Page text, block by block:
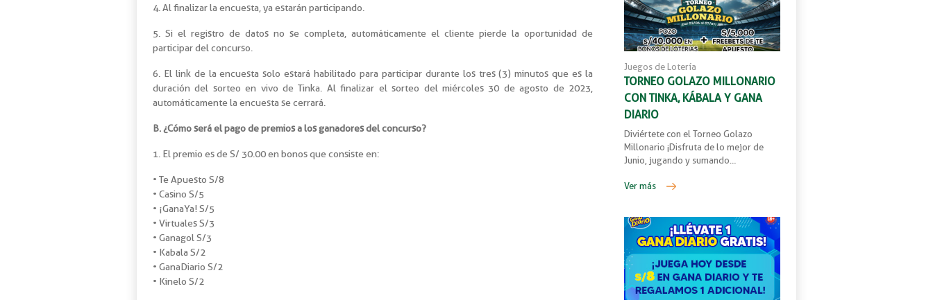
4. Al finalizar la encuesta, ya estarán participando.
5. Si el registro de datos no se completa, automáticamente el cliente pierde la oportunidad de
participar del concurso.
6. El link de la encuesta solo estará habilitado para participar durante los tres (3) minutos que es la
duración del sorteo en vivo de Tinka. Al finalizar el sorteo del miércoles 30 de agosto de 2023,
automáticamente la encuesta se cerrará.
B. ¿Cómo será el pago de premios a los ganadores del concurso?
1. El premio es de S/ 30.00 en bonos que consiste en:
• Te Apuesto S/8
• Casino S/5
• ¡GanaYa! S/5
• Virtuales S/3
• Ganagol S/3
• Kabala S/2
• GanaDiario S/2
• Kinelo S/2
Juegos de Lotería
TORNEO GOLAZO MILLONARIO
CON TINKA, KÁBALA Y GANA
DIARIO
Diviértete con el Torneo Golazo
Millonario ¡Disfruta de lo mejor de
Junio, jugando y sumando…
Ver más